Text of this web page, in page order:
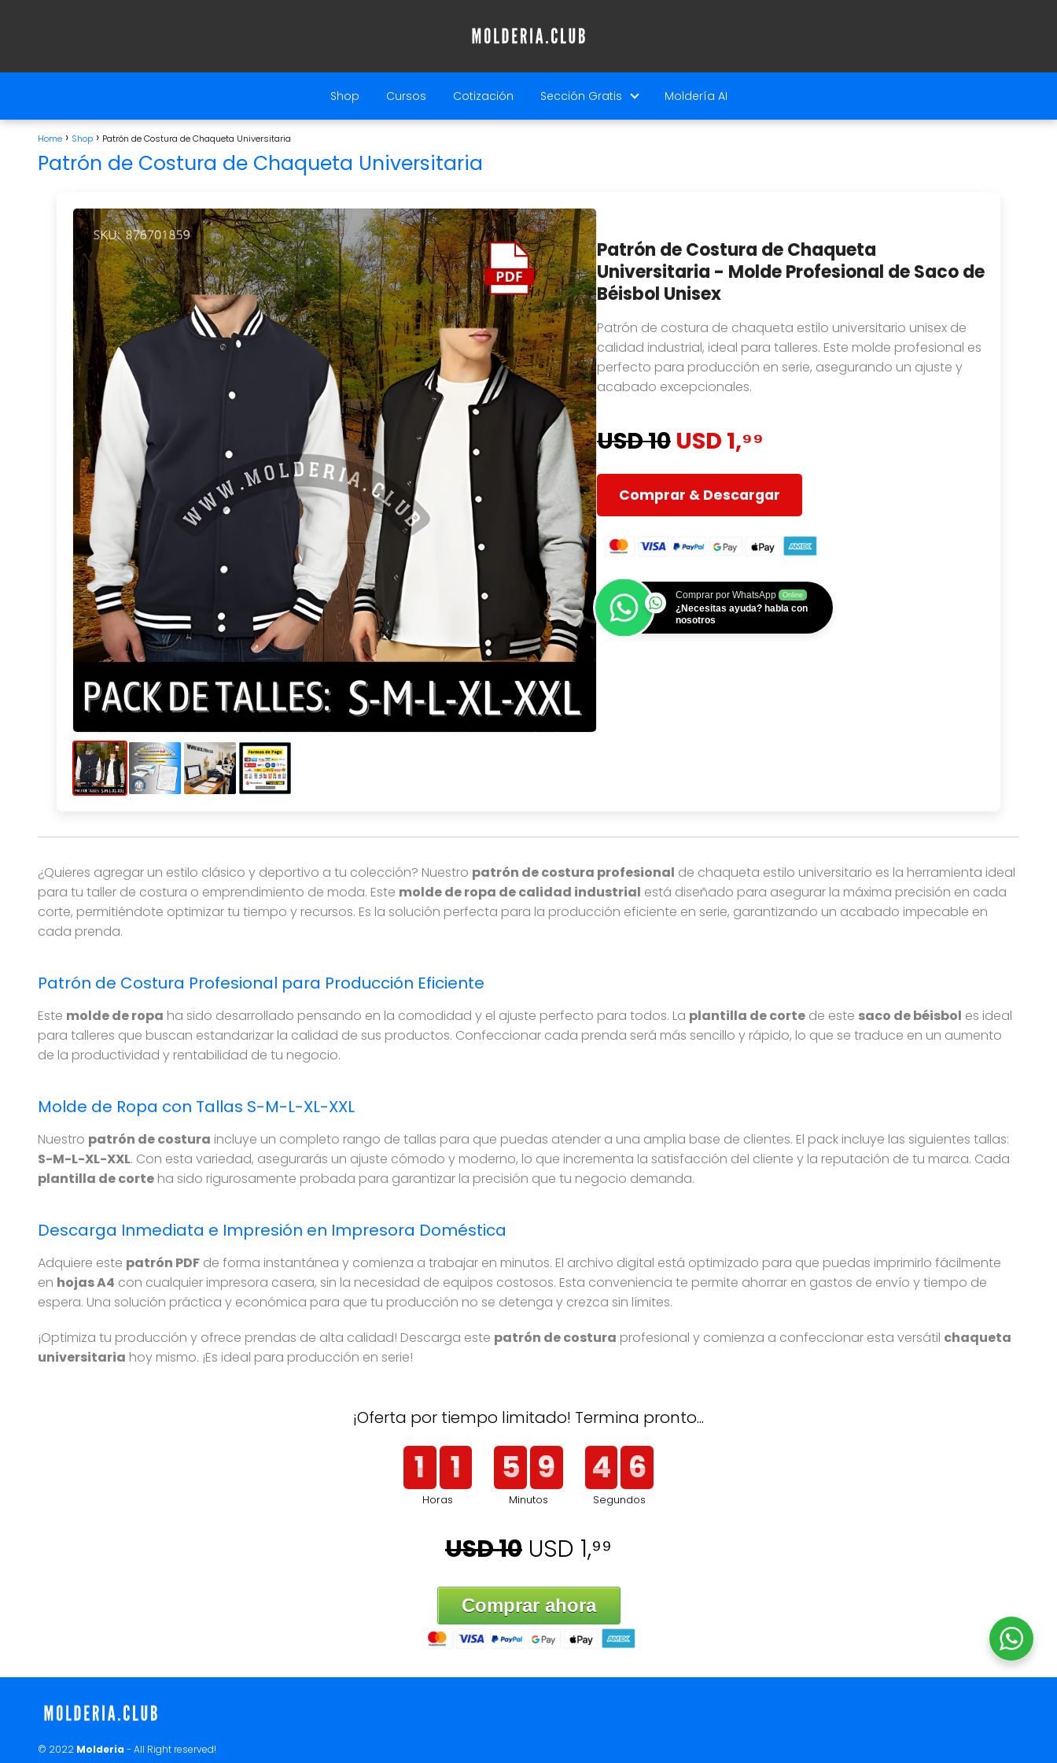
Shop Cursos Cotización Sección Gratis Moldería AI
Home Shop Patrón de Costura de Chaqueta Universitaria
Patrón de Costura de Chaqueta Universitaria
Patrón de costura de chaqueta estilo universitario unisex de calidad industrial, ideal para talleres. Este molde profesional es perfecto para producción en
Patrón de Costura de Chaqueta
Universitaria - Molde Profesional de Saco de
Béisbol Unisex
Patrón de costura de chaqueta estilo universitario unisex de
calidad industrial, ideal para talleres. Este molde profesional es
perfecto para producción en serie, asegurando un ajuste y
acabado excepcionales.
USD 10 USD 1,⁹⁹
Comprar & Descargar
Comprar por WhatsApp Online
¿Necesitas ayuda? habla con
nosotros
¿Quieres agregar un estilo clásico y deportivo a tu colección? Nuestro patrón de costura profesional de chaqueta estilo universitario es la herramienta ideal
para tu taller de costura o emprendimiento de moda. Este molde de ropa de calidad industrial está diseñado para asegurar la máxima precisión en cada
corte, permitiéndote optimizar tu tiempo y recursos. Es la solución perfecta para la producción eficiente en serie, garantizando un acabado impecable en
cada prenda.
Patrón de Costura Profesional para Producción Eficiente
Este molde de ropa ha sido desarrollado pensando en la comodidad y el ajuste perfecto para todos. La plantilla de corte de este saco de béisbol es ideal
para talleres que buscan estandarizar la calidad de sus productos. Confeccionar cada prenda será más sencillo y rápido, lo que se traduce en un aumento
de la productividad y rentabilidad de tu negocio.
Molde de Ropa con Tallas S-M-L-XL-XXL
Nuestro patrón de costura incluye un completo rango de tallas para que puedas atender a una amplia base de clientes. El pack incluye las siguientes tallas:
S-M-L-XL-XXL. Con esta variedad, asegurarás un ajuste cómodo y moderno, lo que incrementa la satisfacción del cliente y la reputación de tu marca. Cada
plantilla de corte ha sido rigurosamente probada para garantizar la precisión que tu negocio demanda.
Descarga Inmediata e Impresión en Impresora Doméstica
Adquiere este patrón PDF de forma instantánea y comienza a trabajar en minutos. El archivo digital está optimizado para que puedas imprimirlo fácilmente
en hojas A4 con cualquier impresora casera, sin la necesidad de equipos costosos. Esta conveniencia te permite ahorrar en gastos de envío y tiempo de
espera. Una solución práctica y económica para que tu producción no se detenga y crezca sin límites.
¡Optimiza tu producción y ofrece prendas de alta calidad! Descarga este patrón de costura profesional y comienza a confeccionar esta versátil chaqueta
universitaria hoy mismo. ¡Es ideal para producción en serie!
¡Oferta por tiempo limitado! Termina pronto...
1
1
1
Horas
5
5
9
9
Minutos
4
4
5
6
Segundos
USD 10 USD 1,⁹⁹
Comprar ahora
© 2022 Molderia- All Right reserved!